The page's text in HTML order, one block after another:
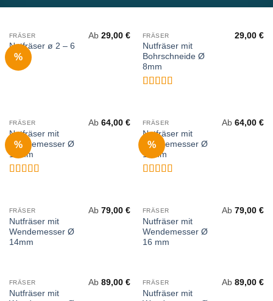
%
FRÄSER
Nutfräser ø 2 – 6
mm
Ab29,00€ FRÄSER
Nutfräser mit
Bohrschneide Ø
8mm
29,00€
%
FRÄSER
Nutfräser mit
Wendemesser Ø
10mm
Ab64,00€
%
FRÄSER
Nutfräser mit
Wendemesser Ø
12mm
Ab64,00€
FRÄSER
Nutfräser mit
Wendemesser Ø
14mm
Ab79,00€ FRÄSER
Nutfräser mit
Wendemesser Ø
16 mm
Ab79,00€
FRÄSER
Nutfräser mit
Ab89,00€ FRÄSER
Nutfräser mit
Ab89,00€